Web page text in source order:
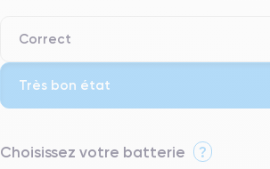
Correct
Très bon état
⭐ Premium
Choisissez votre batterie ?